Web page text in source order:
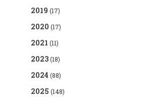
2019 (17)
2020 (17)
2021 (11)
2023(18)
2024 (88)
2025 (148)